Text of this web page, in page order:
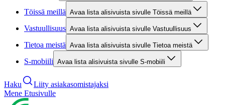
Töissä meillä Avaa lista alisivuista sivulle Töissä meillä
Vastuullisuus Avaa lista alisivuista sivulle Vastuullisuus
Tietoa meistä Avaa lista alisivuista sivulle Tietoa meistä
S-mobiili Avaa lista alisivuista sivulle S-mobiili
Haku
Liity asiakasomistajaksi
Mene Etusivulle